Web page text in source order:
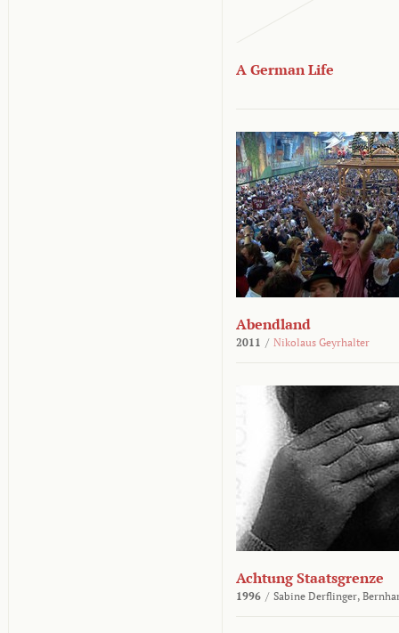
A German Life
Abendland
2011 / Nikolaus Geyrhalter
Achtung Staatsgrenze
1996 / Sabine Derflinger,